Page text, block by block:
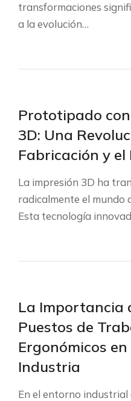
transformaciones
a la evolución…
Prototipado
3D: Una
Fabricación y el
La impresión 3D ha
radicalmente el mundo
Esta tecnología
La Importancia
Puestos de
Ergonómicos en
Industria
En el entorno industrial